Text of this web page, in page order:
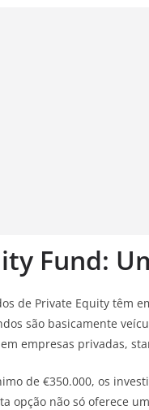
Fund:
de Private Equity têm
são basicamente
empresas privadas,
de €350.000, os
opção não só oferece